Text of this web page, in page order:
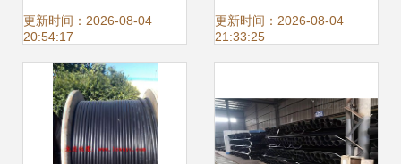
企业用产品助力疫
情防控
更新时间：2026-08-04
20:54:17
局及趋势 增强自身
术实力
更新时间：2026-08-04
21:33:25